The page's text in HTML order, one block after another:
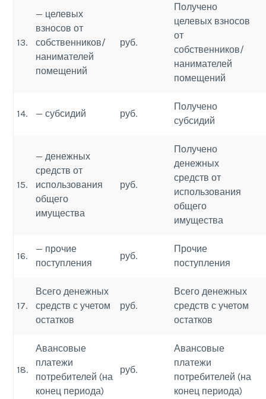
13.
— целевых
взносов от
собственников/
нанимателей
помещений
руб.
Получено
целевых взносов
от
собственников/
нанимателей
помещений
14. — субсидий руб.
Получено
субсидий
15.
— денежных
средств от
использования
общего
имущества
руб.
Получено
денежных
средств от
использования
общего
имущества
16.
— прочие
поступления
руб.
Прочие
поступления
17.
Всего денежных
средств с учетом
остатков
руб.
Всего денежных
средств с учетом
остатков
18.
Авансовые
платежи
потребителей (на
конец периода)
руб.
Авансовые
платежи
потребителей (на
конец периода)